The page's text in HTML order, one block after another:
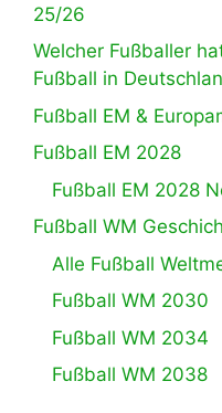
25/26
Welcher Fußballer
Fußball in
Fußball EM &
Fußball EM 2028
Fußball EM 2028
Fußball WM
Alle Fußball
Fußball WM 2030
Fußball WM 2034
Fußball WM 2038